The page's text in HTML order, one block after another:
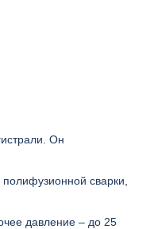
Он
сварки,
давление – до 25